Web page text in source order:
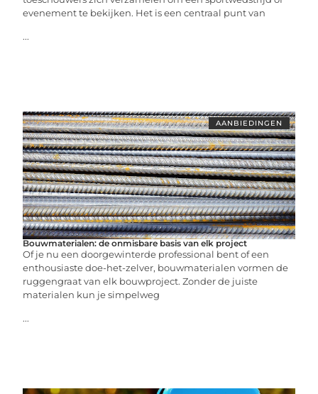
evenement te bekijken. Het is een centraal punt van
...
AANBIEDINGEN
Bouwmaterialen: de onmisbare basis van elk project
Of je nu een doorgewinterde professional bent of een
enthousiaste doe-het-zelver, bouwmaterialen vormen de
ruggengraat van elk bouwproject. Zonder de juiste
materialen kun je simpelweg
...